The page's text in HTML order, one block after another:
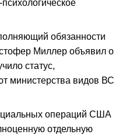
обязанности
Миллер объявил о
статус,
министерства видов ВС
операций США
отдельную